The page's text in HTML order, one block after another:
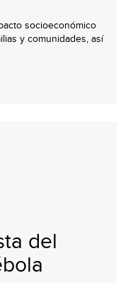
socioeconómico
y comunidades, así
del